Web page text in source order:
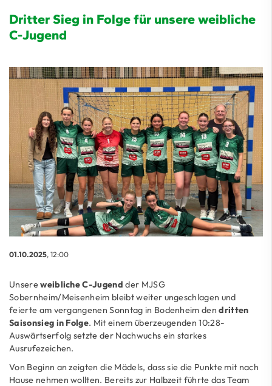
Dritter Sieg in Folge für unsere weibliche
C-Jugend
01.10.2025, 12:00
Unsereweibliche C-Jugend der MJSG
Sobernheim/Meisenheim bleibt weiter ungeschlagen und
feierte am vergangenen Sonntag in Bodenheim dendritten
Saisonsieg in Folge. Mit einem überzeugenden 10:28-
Auswärtserfolg setzte der Nachwuchs ein starkes
Ausrufezeichen.
Von Beginn an zeigten die Mädels, dass sie die Punkte mit nach
Hause nehmen wollten. Bereits zur Halbzeit führte das Team